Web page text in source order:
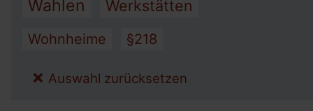
Wahlen Werkstätten
Wohnheime §218
Auswahl zurücksetzen